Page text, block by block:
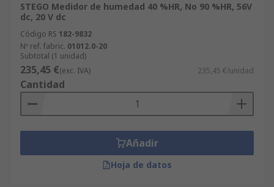
STEGO Medidor de humedad 40 %HR, No 90 %HR, 56V
dc, 20 V dc
Código RS 182-9832
Nº ref. fabric. 01012.0-20
Subtotal (1 unidad)
235,45 €(exc. IVA) 235,45 €/unidad
Cantidad
Añadir
Hoja de datos